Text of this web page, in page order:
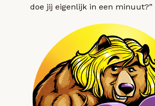
doe jij eigenlijk in een minuut?”